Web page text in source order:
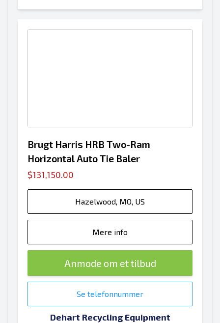
Brugt Harris HRB Two-Ram
Horizontal Auto Tie Baler
$131,150.00
Hazelwood, MO, US
Mere info
Anmode om et tilbud
Se telefonnummer
Dehart Recycling Equipment